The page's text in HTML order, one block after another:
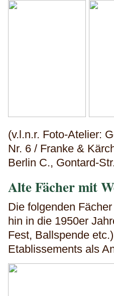
(v.l.n.r. Foto-Atelier:
Nr. 6 / Franke &
Berlin C., Gontard-
Alte Fächer mit
Die folgenden
hin in die 1950er
Fest, Ballspende
Etablissements als